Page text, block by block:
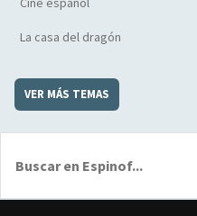
La casa del dragón
VER MÁS TEMAS